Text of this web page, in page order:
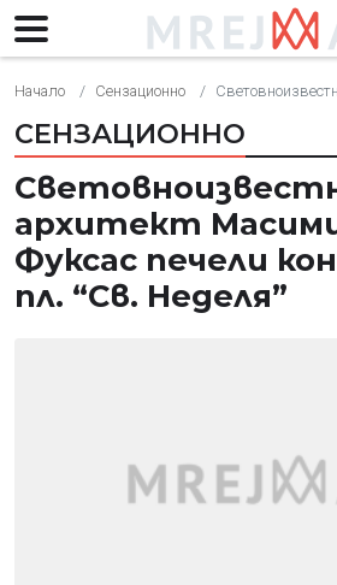
Начало Сензационно Световноизвестният архитект
СЕНЗАЦИОННО
архитект
Фуксас печели
пл. “Св. Неделя”